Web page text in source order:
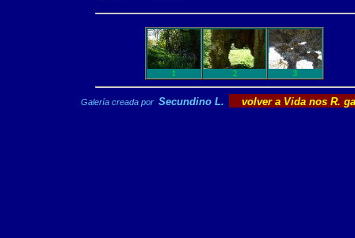
1 2 3
Galería creada por Secundino L. volver a Vida nos R.